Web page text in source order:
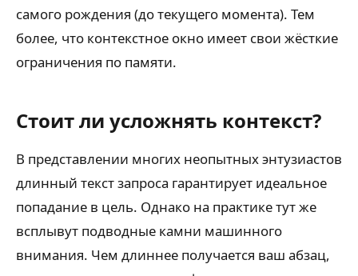
самого рождения (до текущего момента). Тем
более, что контекстное окно имеет свои жёсткие
ограничения по памяти.
Стоит ли усложнять контекст?
В представлении многих неопытных энтузиастов
длинный текст запроса гарантирует идеальное
попадание в цель. Однако на практике тут же
всплывут подводные камни машинного
внимания. Чем длиннее получается ваш абзац,